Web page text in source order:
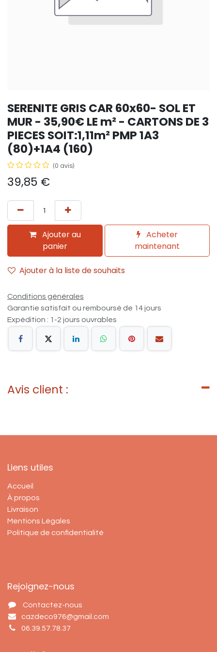
SERENITE GRIS CAR 60x60- SOL ET
MUR - 35,90€ LE m² - CARTONS DE 3
PIECES SOIT:1,11m² PMP 1A3
(80)+1A4 (160)
(0 avis)
39,85 €
Ajouter au
panier
Acheter
maintenant
Ajouter à la liste de souhaits
Conditions générales
Garantie satisfait ou remboursé de 14 jours
Expédition : 1-2 jours ouvrables
Avis client :
Liens utiles
Accueil
À propos
Livraison
Mentions Légales
Politique de confidentialité
Rejoignez-nous
Contactez-nous
cazdeco976@gmail.com
06.39.57.78.37